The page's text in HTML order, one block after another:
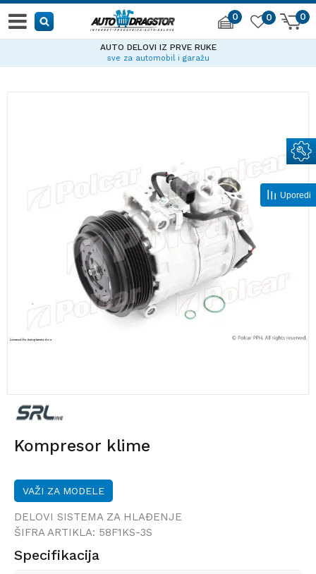
0 0
0
AUTO DELOVI IZ PRVE RUKE
sve za automobil i garažu
Kompresor klime
VAŽI ZA MODELE
DELOVI SISTEMA ZA HLAĐENJE
ŠIFRA ARTIKLA: 58F1KS-3S
Specifikacija
Uporedi